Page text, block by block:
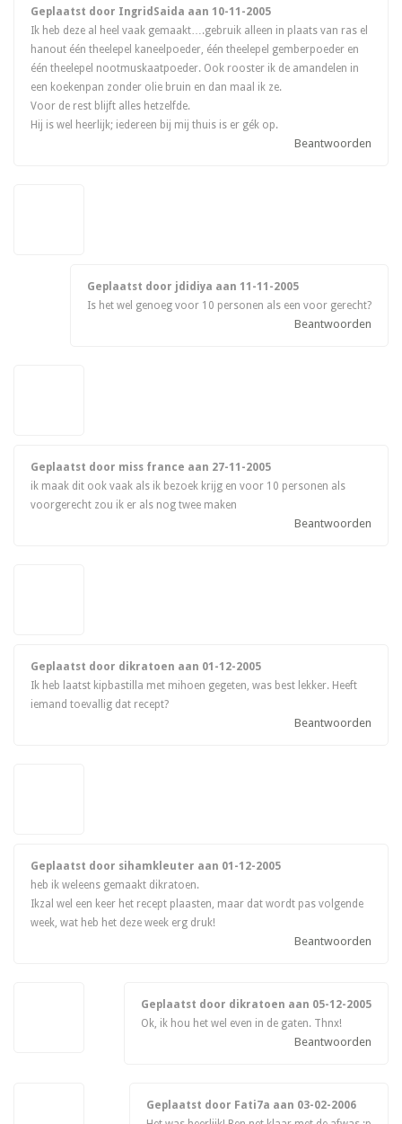
Geplaatst door IngridSaida aan10-11-2005
Ik heb deze al heel vaak gemaakt….gebruik alleen in plaats van ras el
hanout één theelepel kaneelpoeder, één theelepel gemberpoeder en
één theelepel nootmuskaatpoeder. Ook rooster ik de amandelen in
een koekenpan zonder olie bruin en dan maal ik ze.
Voor de rest blijft alles hetzelfde.
Hij is wel heerlijk; iedereen bij mij thuis is er gék op.
Beantwoorden
Geplaatst door jdidiya aan 11-11-2005
Is het wel genoeg voor 10 personen als een voor gerecht?
Beantwoorden
Geplaatst door miss france aan 27-11-2005
ik maak dit ook vaak als ik bezoek krijg en voor 10 personen als
voorgerecht zou ik er als nog twee maken
Beantwoorden
Geplaatst door dikratoen aan 01-12-2005
Ik heb laatst kipbastilla met mihoen gegeten, was best lekker. Heeft
iemand toevallig dat recept?
Beantwoorden
Geplaatst door sihamkleuter aan 01-12-2005
heb ik weleens gemaakt dikratoen.
Ikzal wel een keer het recept plaasten, maar dat wordt pas volgende
week, wat heb het deze week erg druk!
Beantwoorden
Geplaatst door dikratoen aan 05-12-2005
Ok, ik hou het wel even in de gaten. Thnx!
Beantwoorden
Geplaatst door Fati7a aan 03-02-2006